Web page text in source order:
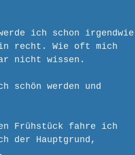
ich schon irgendwie
recht. Wie oft mich
nicht wissen.
schön werden und
Frühstück fahre ich
der Hauptgrund,